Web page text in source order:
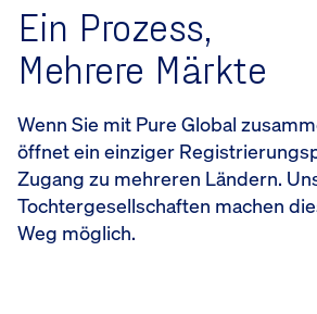
Ein Prozess,
Mehrere Märkte
Wenn Sie mit Pure Global
öffnet ein einziger
Zugang zu mehreren Ländern.
Tochtergesellschaften machen
Weg möglich.